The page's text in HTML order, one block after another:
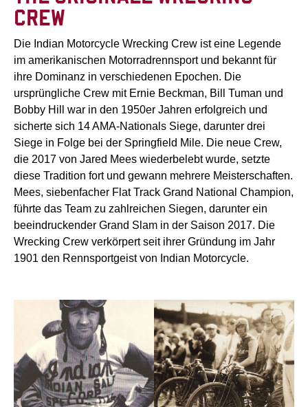
CREW
Die Indian Motorcycle Wrecking Crew ist eine Legende
im amerikanischen Motorradrennsport und bekannt für
ihre Dominanz in verschiedenen Epochen. Die
ursprüngliche Crew mit Ernie Beckman, Bill Tuman und
Bobby Hill war in den 1950er Jahren erfolgreich und
sicherte sich 14 AMA-Nationals Siege, darunter drei
Siege in Folge bei der Springfield Mile. Die neue Crew,
die 2017 von Jared Mees wiederbelebt wurde, setzte
diese Tradition fort und gewann mehrere Meisterschaften.
Mees, siebenfacher Flat Track Grand National Champion,
führte das Team zu zahlreichen Siegen, darunter ein
beeindruckender Grand Slam in der Saison 2017. Die
Wrecking Crew verkörpert seit ihrer Gründung im Jahr
1901 den Rennsportgeist von Indian Motorcycle.